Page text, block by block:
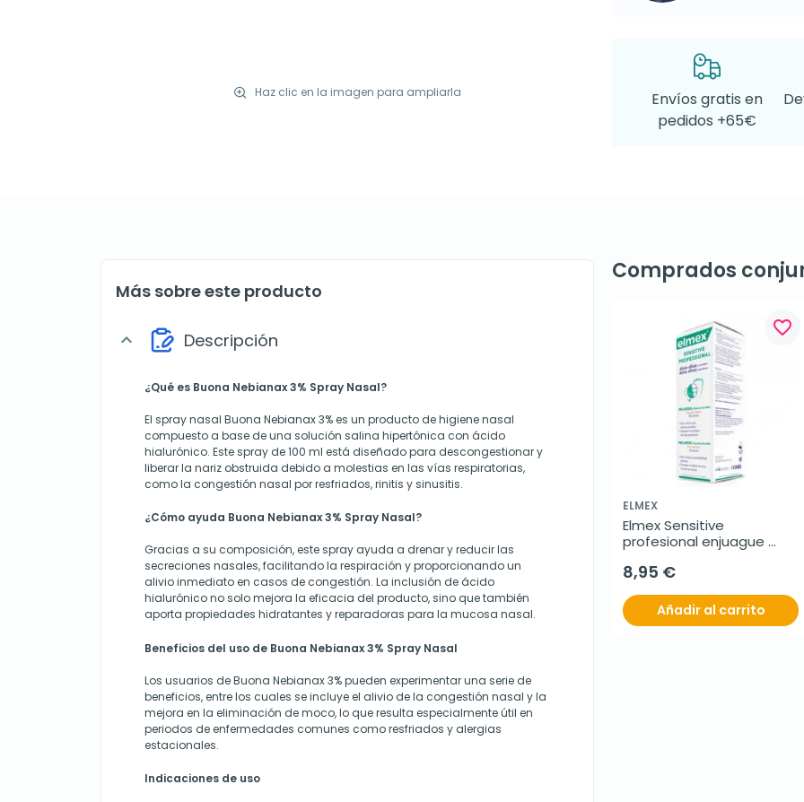
Haz clic en la imagen para ampliarla
Envíos gratis en
pedidos +65€
Más sobre este producto
expand_more Descripción
¿Qué es Buona Nebianax 3% Spray Nasal?
El spray nasal Buona Nebianax 3% es un producto de higiene nasal
compuesto a base de una solución salina hipertónica con ácido
hialurónico. Este spray de 100 ml está diseñado para descongestionar y
liberar la nariz obstruida debido a molestias en las vías respiratorias,
como la congestión nasal por resfriados, rinitis y sinusitis.
¿Cómo ayuda Buona Nebianax 3% Spray Nasal?
Gracias a su composición, este spray ayuda a drenar y reducir las
secreciones nasales, facilitando la respiración y proporcionando un
alivio inmediato en casos de congestión. La inclusión de ácido
hialurónico no solo mejora la eficacia del producto, sino que también
aporta propiedades hidratantes y reparadoras para la mucosa nasal.
Beneficios del uso de Buona Nebianax 3% Spray Nasal
Los usuarios de Buona Nebianax 3% pueden experimentar una serie de
beneficios, entre los cuales se incluye el alivio de la congestión nasal y la
mejora en la eliminación de moco, lo que resulta especialmente útil en
periodos de enfermedades comunes como resfriados y alergias
estacionales.
Indicaciones de uso
Comprados
favorite_border
ELMEX
Elmex Sensitive
profesional enjuague
8,95 €
Añadir al carrito